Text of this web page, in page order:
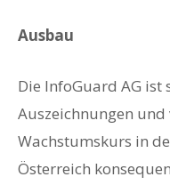
Ausbau
Die InfoGuard AG ist
Auszeichnungen
Wachstumskurs in
Österreich